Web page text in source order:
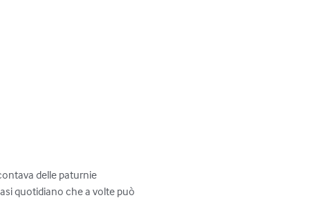
delle paturnie
quotidiano che a volte può